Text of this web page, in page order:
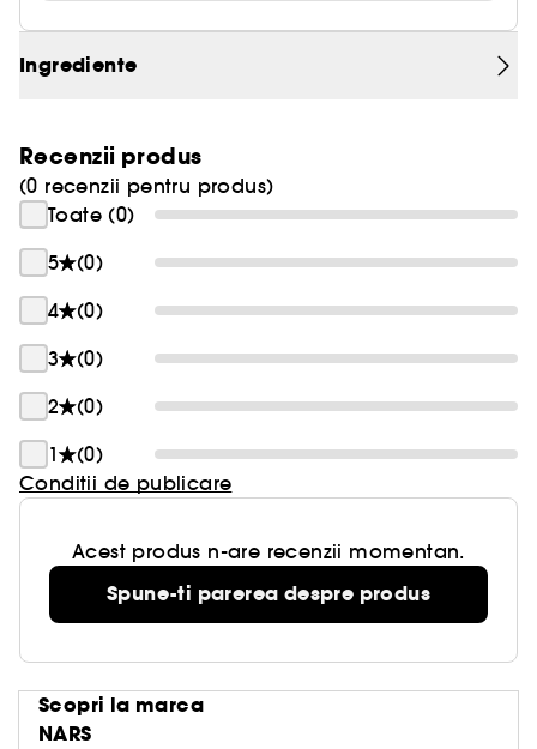
Ingrediente
Recenzii produs
(0 recenzii pentru produs)
Toate (0)
5
(0)
4
(0)
3
(0)
2
(0)
1
(0)
Conditii de publicare
Acest produs n-are recenzii momentan.
Spune-ti parerea despre produs
Scopri la marca
NARS